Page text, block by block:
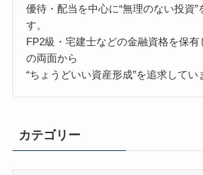
優待・配当を中心に“無理のない投資”
す。
FP2級・宅建士などの金融資格を保有
の両面から
“ちょうどいい資産形成”を追求してい
カテゴリー